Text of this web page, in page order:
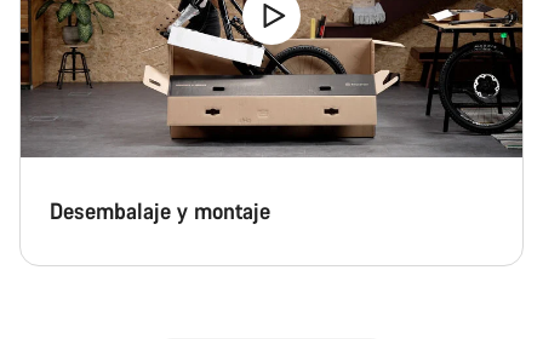
Desembalaje y montaje